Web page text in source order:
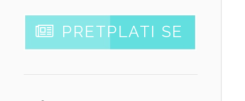
PRETPLATI SE